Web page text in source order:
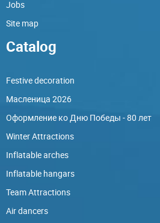
Jobs
Site map
Catalog
Festive decoration
Масленица 2026
Оформление ко Дню Победы - 80 лет
Winter Attractions
Inflatable arches
Inflatable hangars
Team Attractions
Air dancers